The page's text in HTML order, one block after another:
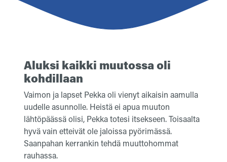
Aluksi kaikki muutossa oli
kohdillaan
Vaimon ja lapset Pekka oli vienyt aikaisin aamulla
uudelle asunnolle. Heistä ei apua muuton
lähtöpäässä olisi, Pekka totesi itsekseen. Toisaalta
hyvä vain etteivät ole jaloissa pyörimässä.
Saanpahan kerrankin tehdä muuttohommat
rauhassa.